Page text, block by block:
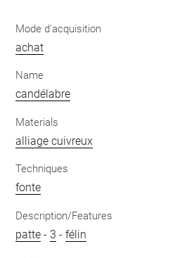
Mode d'acquisition
achat
Name
candélabre
Materials
alliage cuivreux
Techniques
fonte
Description/Features
patte -3 -félin